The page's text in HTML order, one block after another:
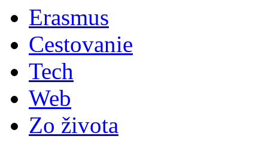
to
contentErasmus
Cestovanie
Tech
Web
Zo života